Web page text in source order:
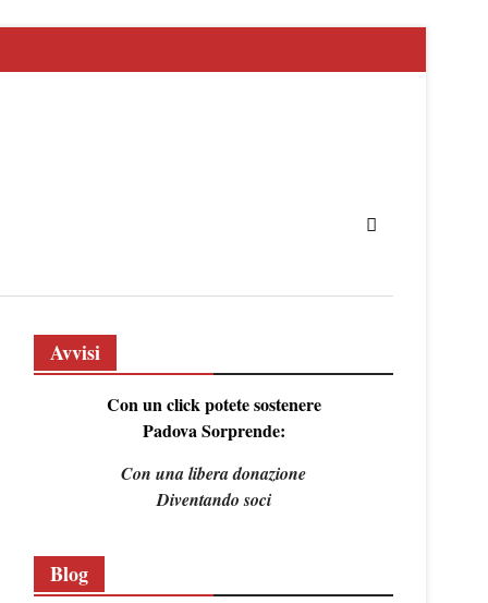
Avvisi
Con un click potete sostenere
Padova Sorprende:
Con una libera donazione
Diventando soci
Blog